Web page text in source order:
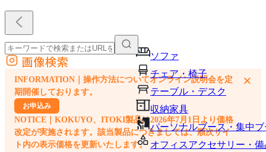
ソファ
チェア・椅子
テーブル・デスク
収納家具
パーソナルブース・集中
オフィスアクセサリー・備
外部サイトの商品をカートに追加
他のサイトで見つけた商品ページのURLを貼り付けて、カートに追加できます
画像検索
INFORMATION｜操作方法についてオンライン説明会を定
期開催しております。
お申込み
NOTICE｜KOKUYO、ITOKI製品は2026年7月1日より価格
改定が実施されます。該当製品につきましては、順次サイ
ト内の表示価格を更新いたします。
×